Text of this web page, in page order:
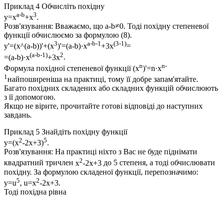
Приклад 4 Обчисліть похідну
y=xa-b+x3.
Розв'язування: Вважаємо, що a-b≠0. Тоді похідну степеневої
функції обчислюємо за формулою (8).
y'=(x^(a-b))'+(x3)'=(a-b)·xa-b-1 +3x(3-1)=
=(a-b)·x(a-b-1)+3x2.
Формула похідної степеневої функції(xn)'=n·xn-
1 найпоширеніша на практиці, тому її добре запам'ятайте.
Багато похідних складених або складних функцій обчислюють
з її допомогою.
Якщо не вірите, прочитайте готові відповіді до наступних
завдань.
Приклад 5 Знайдіть похідну функції
y=(x2-2x+3)5.
Розв'язування: На практиці ніхто з Вас не буде піднімати
квадратний тричлен x2-2x+3 до 5 степеня, а тоді обчислювати
похідну. За формулою складеної функції, перепозначимо:
y=u5, u=x2-2x+3.
Тоді похідна рівна